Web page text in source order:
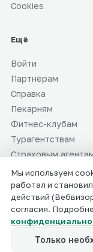
Cookies
Ещё
Войти
Партнёрам
Справка
Пекарням
Фитнес-клубам
Турагентствам
Страховым
СММ-
ИП Мальцев
info@smmaibro.ru
Мы используем
работал и
действий
согласия.
Только